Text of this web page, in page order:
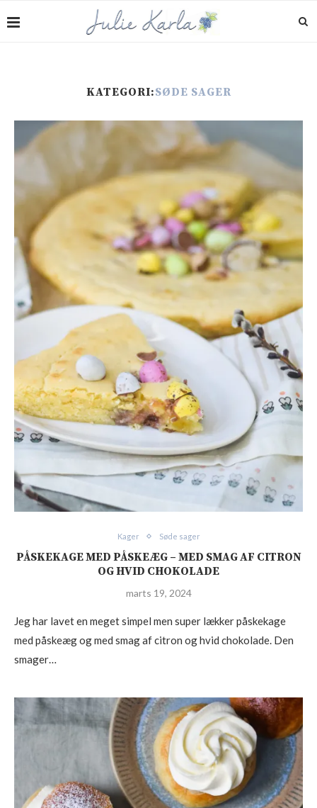
KATEGORI:SØDE SAGER
Kager Søde sager
PÅSKEKAGE MED PÅSKEÆG – MED SMAG AF CITRON
OG HVID CHOKOLADE
marts 19, 2024
Jeg har lavet en meget simpel men super lækker påskekage
med påskeæg og med smag af citron og hvid chokolade. Den
smager…